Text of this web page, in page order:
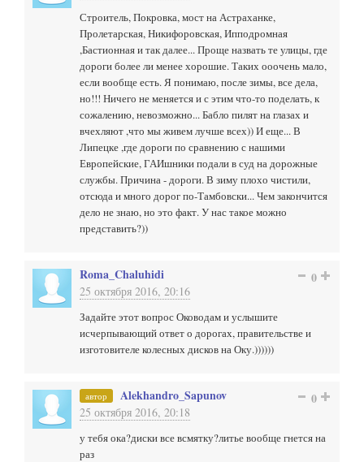
Строитель, Покровка, мост на Астраханке,
Пролетарская, Никифоровская, Ипподромная
,Бастионная и так далее... Проще назвать те улицы, где
дороги более ли менее хорошие. Таких ооочень мало,
если вообще есть. Я понимаю, после зимы, все дела,
но!!! Ничего не меняется и с этим что-то поделать, к
сожалению, невозможно... Бабло пилят на глазах и
вчехляют ,что мы живем лучше всех)) И еще... В
Липецке ,где дороги по сравнению с нашими
Европейские, ГАИшники подали в суд на дорожные
службы. Причина - дороги. В зиму плохо чистили,
отсюда и много дорог по-Тамбовски... Чем закончится
дело не знаю, но это факт. У нас такое можно
представить?))
Roma_Chaluhidi
25 октября 2016, 20:16
0
Задайте этот вопрос Оководам и услышите
исчерпывающий ответ о дорогах, правительстве и
изготовителе колесных дисков на Оку.))))))
автор Alekhandro_Sapunov
25 октября 2016, 20:18
0
у тебя ока?диски все всмятку?литье вообще гнется на
раз